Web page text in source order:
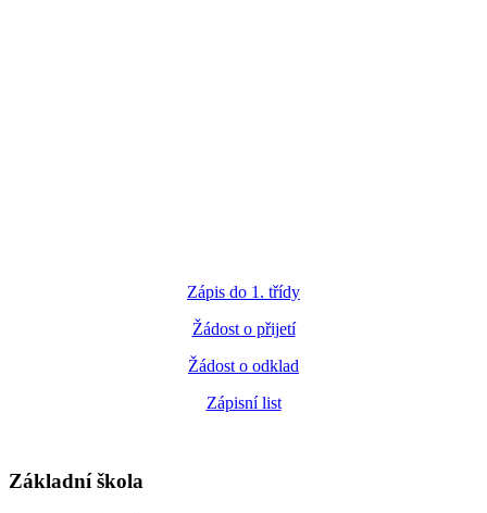
Zápis do 1. třídy
Žádost o přijetí
Žádost o odklad
Zápisní list
Základní škola